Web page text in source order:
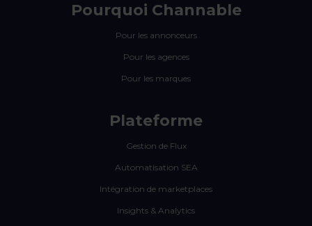
Pourquoi Channable
Pour les annonceurs
Pour les agences
Pour les marques
Plateforme
Gestion de Flux
Automatisation SEA
Intégration de marketplaces
Insights & Analytics